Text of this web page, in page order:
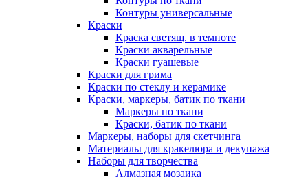
Контуры универсальные
Краски
Краска светящ. в темноте
Краски акварельные
Краски гуашевые
Краски для грима
Краски по стеклу и керамике
Краски, маркеры, батик по ткани
Маркеры по ткани
Краски, батик по ткани
Маркеры, наборы для скетчинга
Материалы для кракелюра и декупажа
Наборы для творчества
Алмазная мозаика